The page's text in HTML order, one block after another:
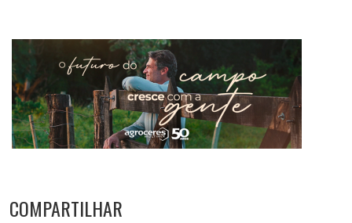
COMPARTILHAR